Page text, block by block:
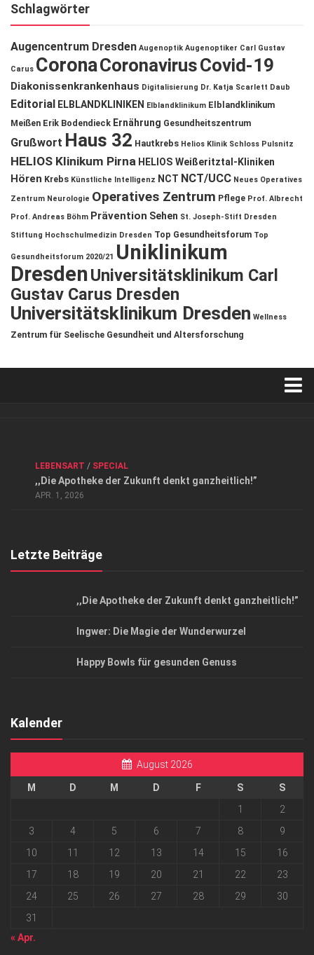
Schlagwörter
Augencentrum Dresden Augenoptik Augenoptiker Carl Gustav
Carus CoronaCoronavirusCovid-19
Diakonissenkrankenhaus Digitalisierung Dr. Katja Scarlett Daub
Editorial ELBLANDKLINIKEN Elblandklinikum Elblandklinikum
Meißen Erik Bodendieck Ernährung Gesundheitszentrum
Grußwort Haus 32 Hautkrebs Helios Klinik Schloss Pulsnitz
HELIOS Klinikum Pirna HELIOS Weißeritztal-Kliniken
Hören Krebs Künstliche Intelligenz NCT NCT/UCC Neues Operatives
Zentrum Neurologie Operatives Zentrum Pflege Prof. Albrecht
Prof. Andreas Böhm Prävention Sehen St. Joseph-Stift Dresden
Stiftung Hochschulmedizin Dresden Top Gesundheitsforum Top
Gesundheitsforum 2020/21 Uniklinikum
DresdenUniversitätsklinikum Carl
Gustav Carus Dresden
Universitätsklinikum Dresden Wellness
Zentrum für Seelische Gesundheit und Altersforschung
Datenschutzerklärung
Top Magazin Dresden / Ostsachsen
LEBENSART / SPECIAL
,,Die Apotheke der Zukunft denkt ganzheitlich!”
APR. 1, 2026
Letzte Beiträge
,,Die Apotheke der Zukunft denkt ganzheitlich!”
Ingwer: Die Magie der Wunderwurzel
Happy Bowls für gesunden Genuss
Kalender
August 2026
M D M D F S
S
1
2
3
4 5 6 7 8
9
10
11 12 13 14 15
16
17
18 19 20 21 22
23
24
25 26 27 28 29
30
31
« Apr.